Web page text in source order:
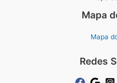
Mapa
Mapa
Redes